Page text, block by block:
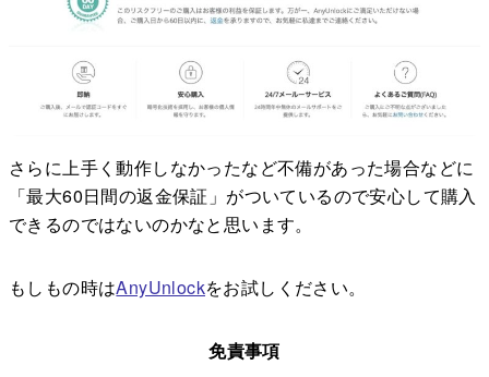
さらに上手く動作しなかったなど不備があった場合などに
「最大60日間の返金保証」がついているので安心して購入
できるのではないのかなと思います。
もしもの時はAnyUnlockをお試しください。
免責事項